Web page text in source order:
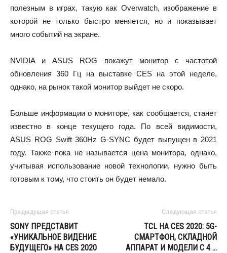
полезным в играх, такую как Overwatch, изображение в
которой не только быстро меняется, но и показывает
много событий на экране.
NVIDIA и ASUS ROG покажут монитор с частотой
обновления 360 Гц на выставке CES на этой неделе,
однако, на рынок такой монитор выйдет не скоро.
Больше информации о мониторе, как сообщается, станет
известно в конце текущего года. По всей видимости,
ASUS ROG Swift 360Hz G-SYNC будет выпущен в 2021
году. Также пока не называется цена монитора, однако,
учитывая использование новой технологии, нужно быть
готовым к тому, что стоить он будет немало.
Предыдущая статья
SONY ПРЕДСТАВИТ
«УНИКАЛЬНОЕ ВИДЕНИЕ
БУДУЩЕГО» НА CES 2020
Следующая статья
TCL НА CES 2020: 5G-
СМАРТФОН, СКЛАДНОЙ
АППАРАТ И МОДЕЛИ С 4 …